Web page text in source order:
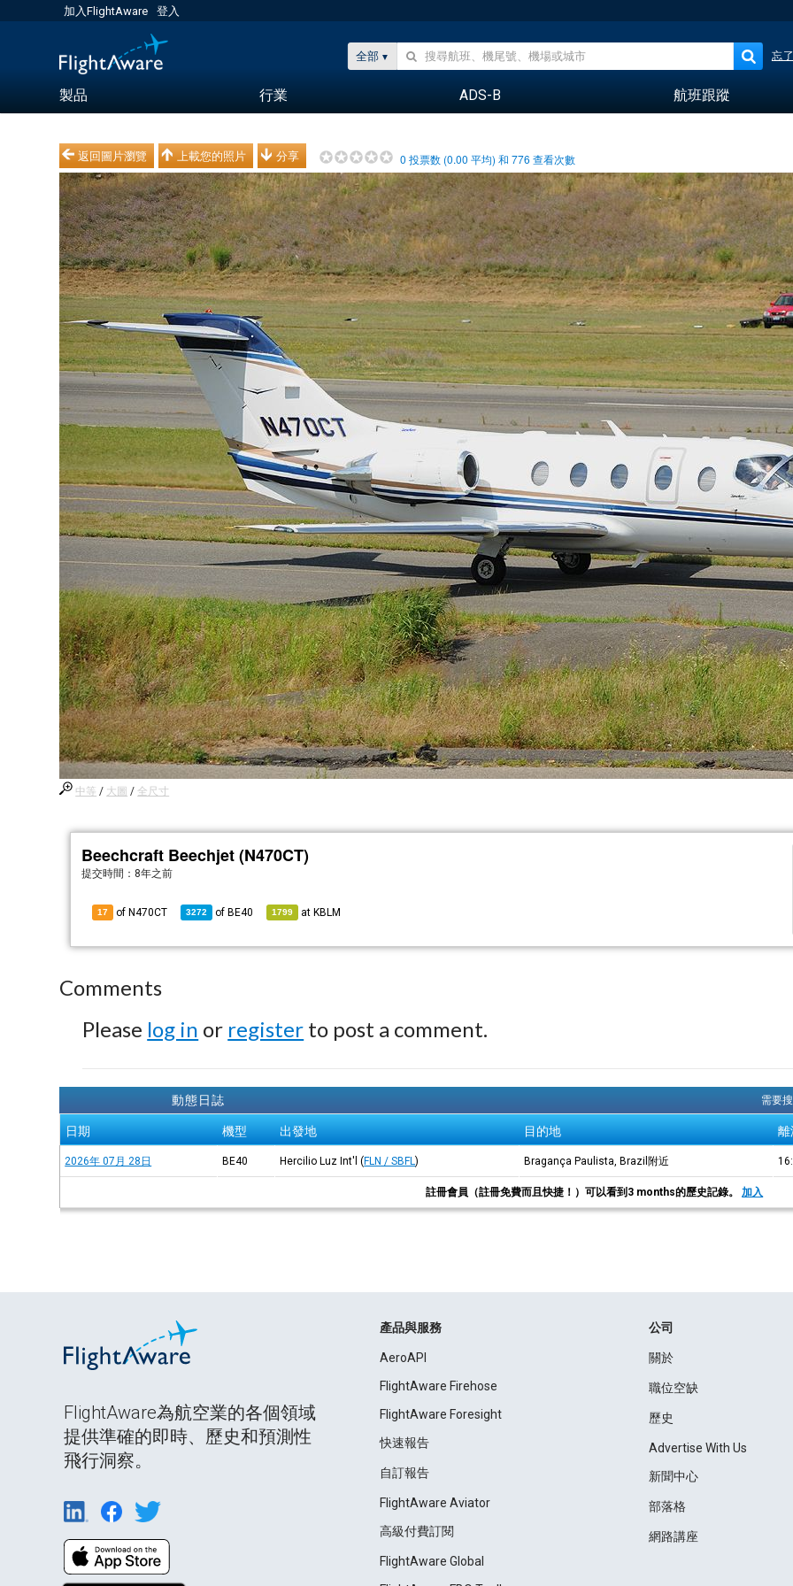
加入FlightAware 登入
全部 忘
製品 行業 ADS-B 航班跟蹤
返回圖片瀏覽 上載您的照片 分享 0 投票数 (0.00 平均) 和776 查看次數
中等 / 大圖 / 全尺寸
Beechcraft Beechjet (N470CT)
提交時間： 8年之前
17 of N470CT 3272 of BE40 1799 at KBLM
Comments
Please log in or register to post a comment.
動態日誌 需要
日期 機型 出發地 目的地 離
2026年 07月 28日 BE40 Hercilio Luz Int'l (FLN / SBFL) Bragança Paulista, Brazil附近
註冊會員（註冊免費而且快捷！）可以看到3 months的歷史記錄。加入
FlightAware為航空業的各個領域
提供準確的即時、歷史和預測性
飛行洞察。
產品與服務
AeroAPI
FlightAware Firehose
FlightAware Foresight
快速報告
自訂報告
FlightAware Aviator
高級付費訂閱
FlightAware Global
公司
關於
職位空缺
歷史
Advertise With Us
新聞中心
部落格
網路講座